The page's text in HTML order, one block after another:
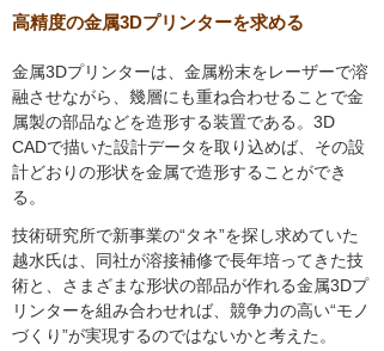
高精度の金属3Dプリンターを求める
金属3Dプリンターは、金属粉末をレーザーで溶
融させながら、幾層にも重ね合わせることで金
属製の部品などを造形する装置である。3D
CADで描いた設計データを取り込めば、その設
計どおりの形状を金属で造形することができ
る。
技術研究所で新事業の“タネ”を探し求めていた
越水氏は、同社が溶接補修で長年培ってきた技
術と、さまざまな形状の部品が作れる金属3Dプ
リンターを組み合わせれば、競争力の高い“モノ
づくり”が実現するのではないかと考えた。